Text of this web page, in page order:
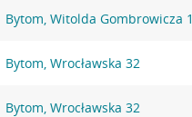
Bytom, Witolda Gombrowicza
Bytom, Wrocławska 32
Bytom, Wrocławska 32